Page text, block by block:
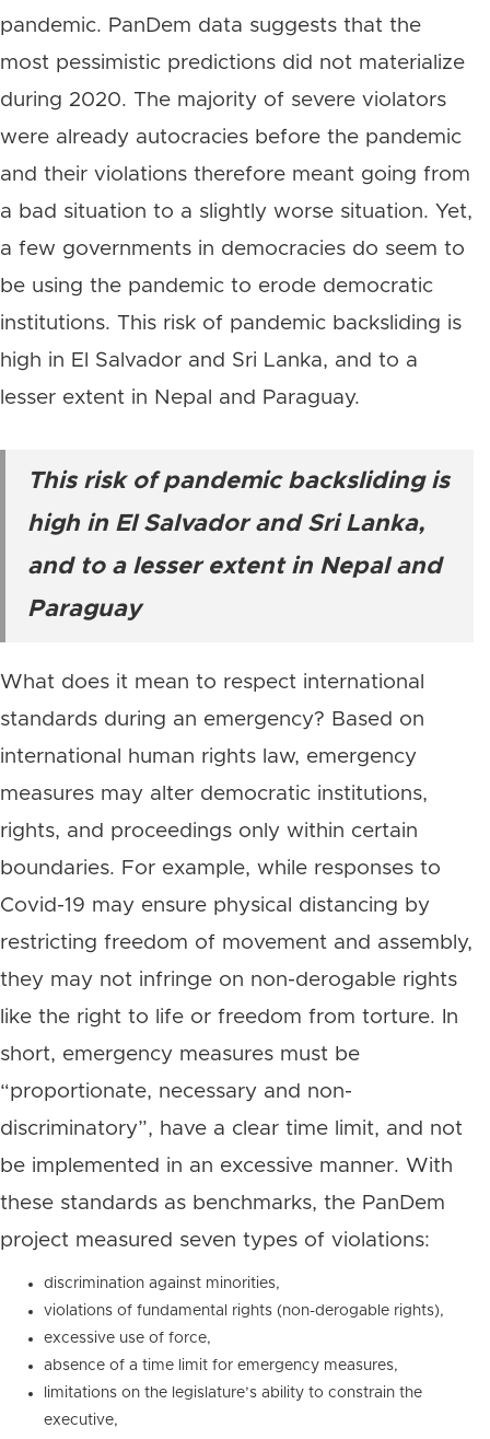
pandemic. PanDem data suggests that the
most pessimistic predictions did not materialize
during 2020. The majority of severe violators
were already autocracies before the pandemic
and their violations therefore meant going from
a bad situation to a slightly worse situation. Yet,
a few governments in democracies do seem to
be using the pandemic to erode democratic
institutions. This risk of pandemic backsliding is
high in El Salvador and Sri Lanka, and to a
lesser extent in Nepal and Paraguay.
This risk of pandemic backsliding is
high in El Salvador and Sri Lanka,
and to a lesser extent in Nepal and
Paraguay
What does it mean to respect international
standards during an emergency? Based on
international human rights law, emergency
measures may alter democratic institutions,
rights, and proceedings only within certain
boundaries. For example, while responses to
Covid-19 may ensure physical distancing by
restricting freedom of movement and assembly,
they may not infringe on non-derogable rights
like the right to life or freedom from torture. In
short, emergency measures must be
“proportionate, necessary and non-
discriminatory”, have a clear time limit, and not
be implemented in an excessive manner. With
these standards as benchmarks, the PanDem
project measured seven types of violations:
discrimination against minorities,
violations of fundamental rights (non-derogable rights),
excessive use of force,
absence of a time limit for emergency measures,
limitations on the legislature’s ability to constrain the
executive,